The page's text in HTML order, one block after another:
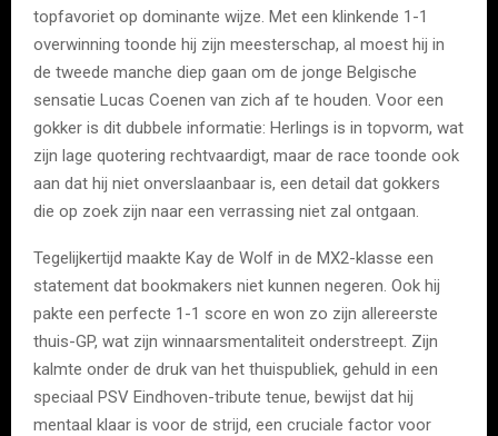
topfavoriet op dominante wijze. Met een klinkende 1-1
overwinning toonde hij zijn meesterschap, al moest hij in
de tweede manche diep gaan om de jonge Belgische
sensatie Lucas Coenen van zich af te houden. Voor een
gokker is dit dubbele informatie: Herlings is in topvorm, wat
zijn lage quotering rechtvaardigt, maar de race toonde ook
aan dat hij niet onverslaanbaar is, een detail dat gokkers
die op zoek zijn naar een verrassing niet zal ontgaan.
Tegelijkertijd maakte Kay de Wolf in de MX2-klasse een
statement dat bookmakers niet kunnen negeren. Ook hij
pakte een perfecte 1-1 score en won zo zijn allereerste
thuis-GP, wat zijn winnaarsmentaliteit onderstreept. Zijn
kalmte onder de druk van het thuispubliek, gehuld in een
speciaal PSV Eindhoven-tribute tenue, bewijst dat hij
mentaal klaar is voor de strijd, een cruciale factor voor